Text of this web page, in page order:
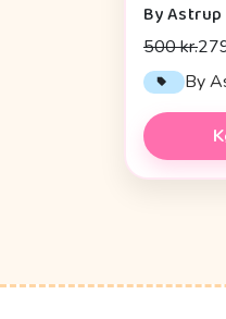
By Astrup
500 kr.
By